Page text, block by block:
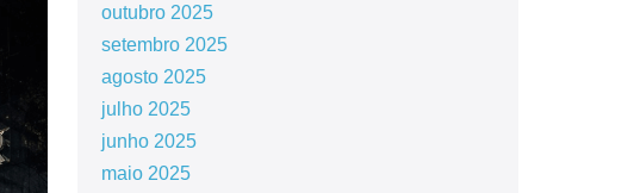
outubro 2025
setembro 2025
agosto 2025
julho 2025
junho 2025
maio 2025